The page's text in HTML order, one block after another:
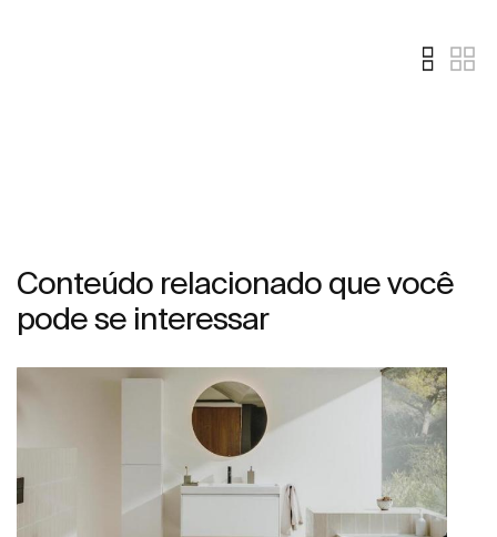
Conteúdo relacionado que você
pode se interessar